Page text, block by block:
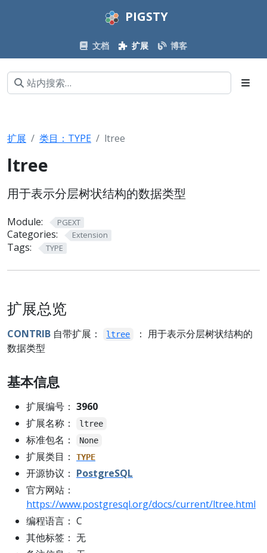
PIGSTY
文档 扩展 博客
扩展 类目：TYPE ltree
ltree
用于表示分层树状结构的数据类型
Module: PGEXT
Categories: Extension
Tags: TYPE
扩展总览
CONTRIB 自带扩展： ltree
： 用于表示分层树状结构的
数据类型
基本信息
扩展编号： 3960
扩展名称：
ltree
标准包名： None
扩展类目： TYPE
开源协议： PostgreSQL
官方网站：
https://www.postgresql.org/docs/current/ltree.html
编程语言： C
其他标签： 无